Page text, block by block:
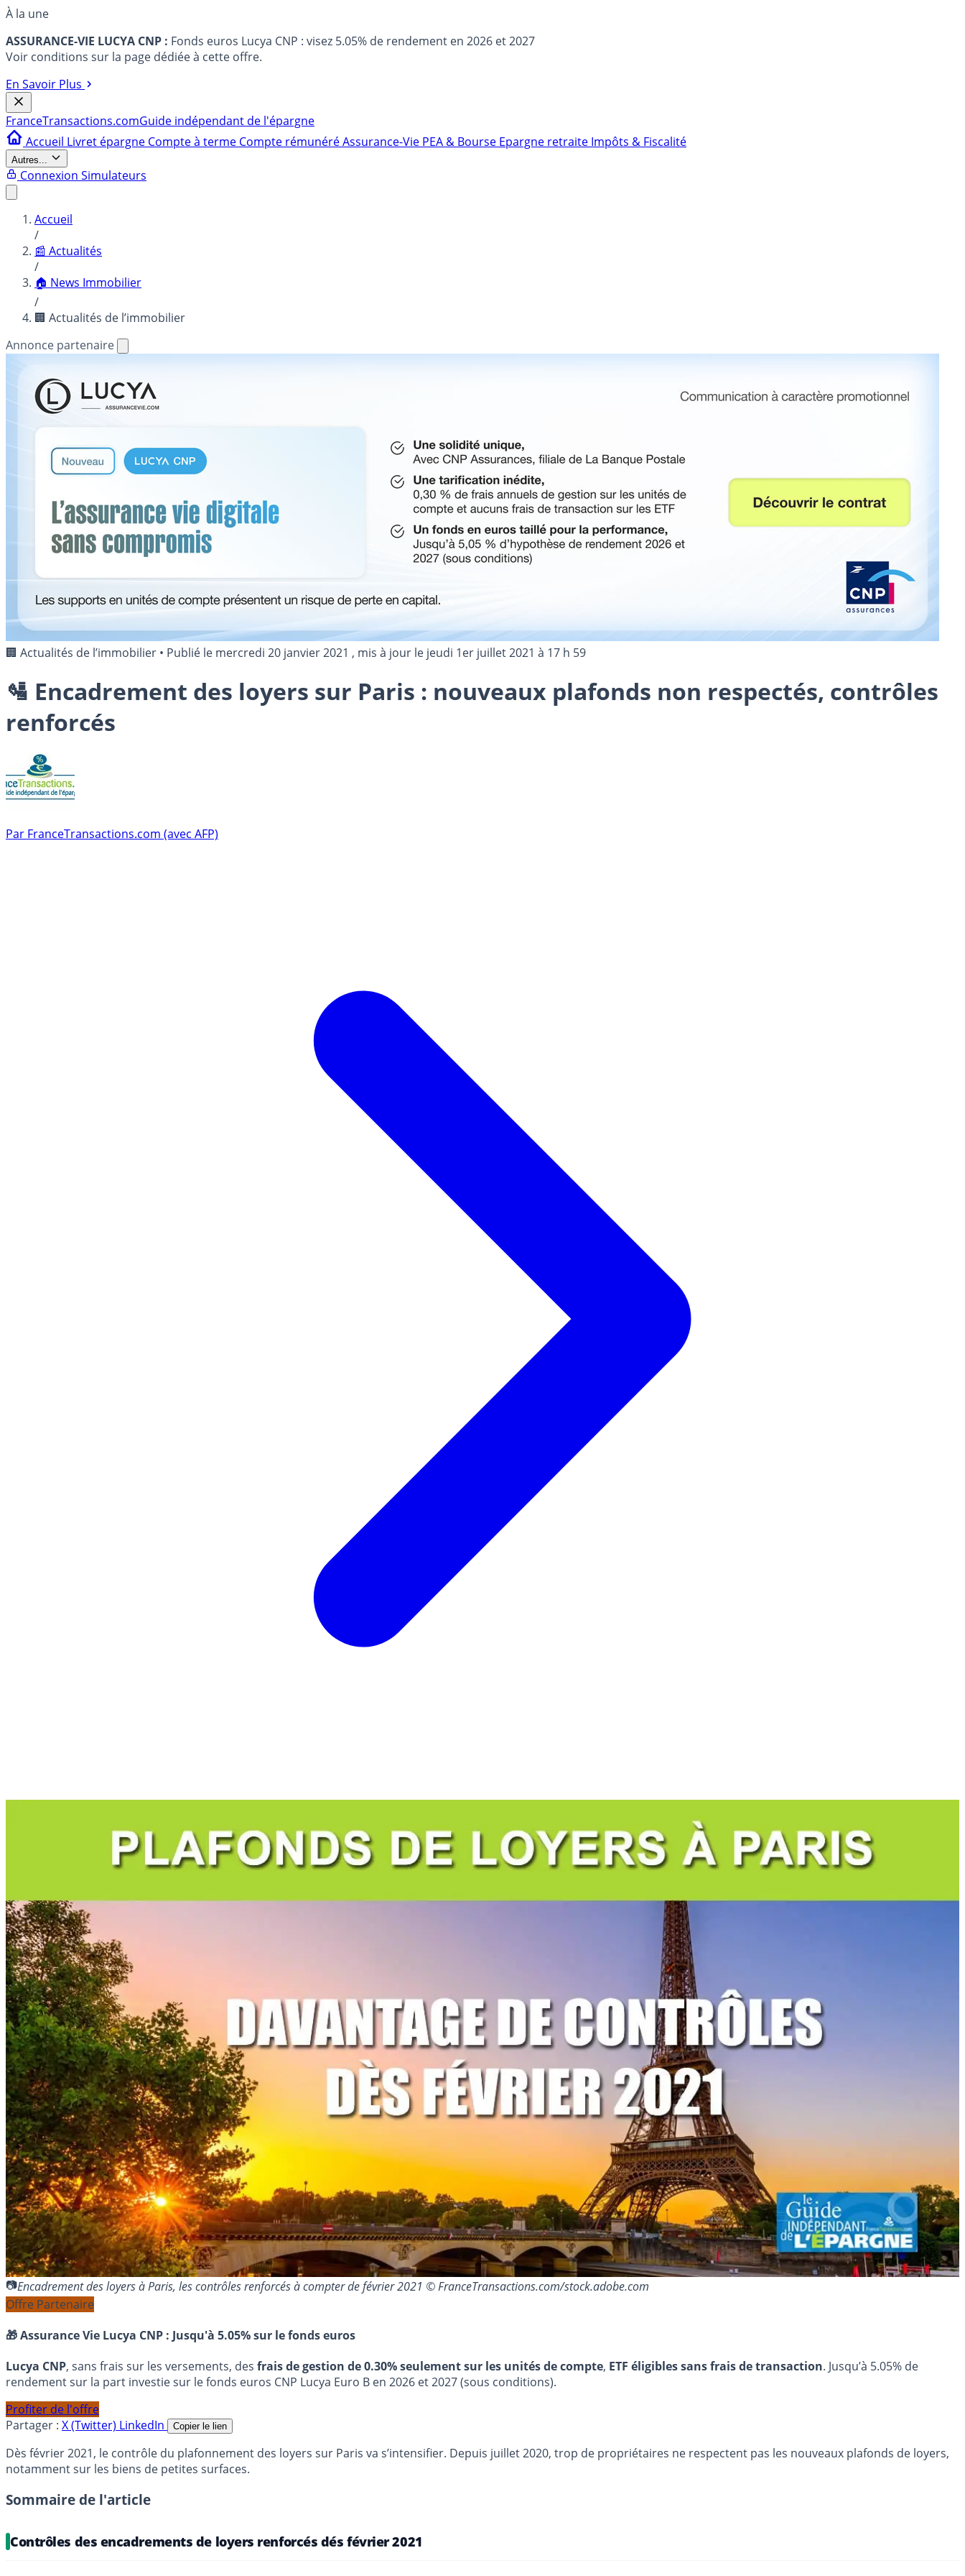
À la une
ASSURANCE-VIE LUCYA CNP : Fonds euros Lucya CNP : visez 5.05% de rendement en 2026 et 2027
Voir conditions sur la page dédiée à cette offre.
En Savoir Plus
FranceTransactions.comGuide indépendant de l'épargne
Accueil Livret épargne Compte à terme Compte rémunéréAssurance-Vie PEA & Bourse Epargne retraite Impôts & Fiscalité
Autres...
Connexion Simulateurs
Accueil
/
📰 Actualités
/
🏠 News Immobilier
/
🏢 Actualités de l’immobilier
Annonce partenaire
🏢 Actualités de l’immobilier • Publié le mercredi 20 janvier 2021 , mis à jour le jeudi 1er juillet 2021 à 17 h 59
🛂 Encadrement des loyers sur Paris : nouveaux plafonds non respectés, contrôles
renforcés
Par FranceTransactions.com (avec AFP)
Encadrement des loyers à Paris, les contrôles renforcés à compter de février 2021 © FranceTransactions.com/stock.adobe.com
Offre Partenaire
🎁 Assurance Vie Lucya CNP : Jusqu'à 5.05% sur le fonds euros
Lucya CNP, sans frais sur les versements, des frais de gestion de 0.30% seulement sur les unités de compte, ETF éligibles sans frais de transaction. Jusqu’à 5.05% de
rendement sur la part investie sur le fonds euros CNP Lucya Euro B en 2026 et 2027 (sous conditions).
Profiter de l'offre
Partager : X (Twitter) LinkedIn Copier le lien
Dès février 2021, le contrôle du plafonnement des loyers sur Paris va s’intensifier. Depuis juillet 2020, trop de propriétaires ne respectent pas les nouveaux plafonds de loyers,
notamment sur les biens de petites surfaces.
Sommaire de l'article
Contrôles des encadrements de loyers renforcés dés février 2021